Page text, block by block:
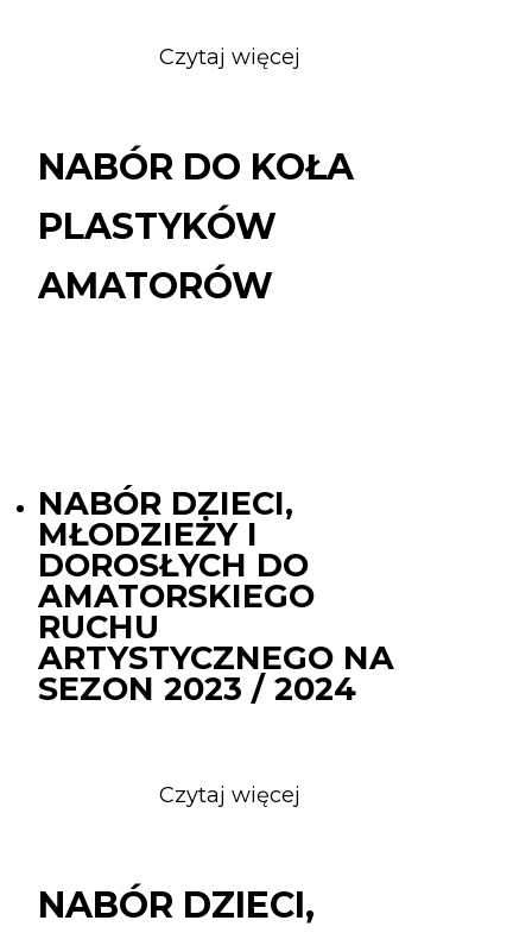
Czytaj więcej
KOŁA
PLASTYKÓW
NABÓR DO KOŁA
PLASTYKÓW
AMATORÓW
NABÓR DZIECI,
MŁODZIEŻY I
DOROSŁYCH DO
AMATORSKIEGO
RUCHU
ARTYSTYCZNEGO NA
SEZON 2023 / 2024
Czytaj więcej
MŁODZIEŻY
I
NABÓR DZIECI,